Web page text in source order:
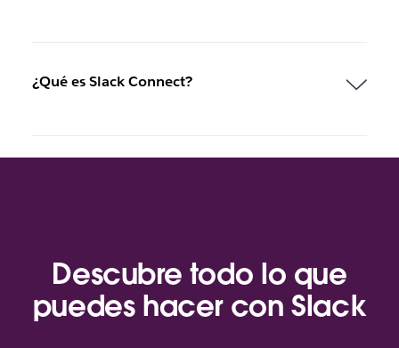
¿Qué es Slack Connect?
Descubre todo lo que
puedes hacer con Slack